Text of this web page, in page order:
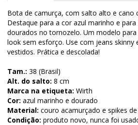
Bota de camurça, com salto alto e cano
Destaque para a cor azul marinho e
dourados no tornozelo. Um modelo
look sem esforço. Use com jeans skinny
vestidos. Prática e descolada!
Tam.: 38 (Brasil)
Alt. do salto: 8 cm
Marca na etiqueta: Wirth
Cor: azul marinho e dourado
Material: couro acamurçado e spikes
Condição: produto novo, nunca foi